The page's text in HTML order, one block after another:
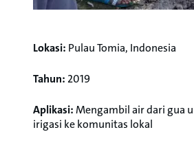
Lokasi: Pulau Tomia, Indonesia
Tahun: 2019
Aplikasi:Mengambil air dari gua
irigasi ke komunitas lokal